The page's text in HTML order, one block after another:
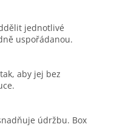
jednotlivé
uspořádanou.
aby jej bez
údržbu. Box